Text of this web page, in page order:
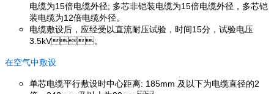
电缆为15倍电缆外径; 多芯非铠装电缆为15倍电缆外径，多芯铠
装电缆为12倍电缆外径。
电缆敷设后，应经受以直流耐压试验，时间15分，试验电压
3.5kV。
在空气中敷设
单芯电缆平行敷设时中心距离: 185mm 及以下为电缆直径的2